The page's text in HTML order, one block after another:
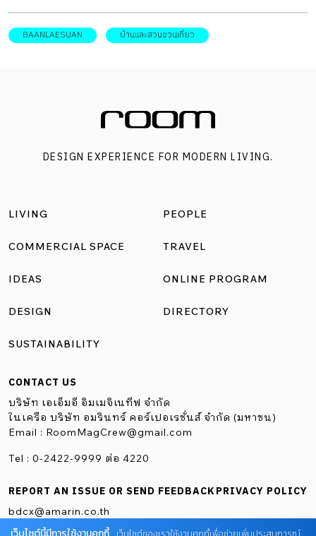
นี้เป็นการทำให้บ้านหอมในยุคแรกๆ ก่อนโลกจะรู้จักการนำ
เครื่องหอมมาอบร่ำห้องและรู้วิธีสะกัดกลิ่นหอมต่างๆ จาก
ตื่นตัว: หากได้กลิ่นของเลม่อน มะนาว มิ้นต์ หรือกลิ่นหอมของ
โรสแมรี่ จะสร้างความรู้ตื่นตัว สดใส ขึ้นมาทันที กลิ่นสร้างความ
ผ่อนคลาย : กลิ่นหอมนุ่มๆ ของดอกลาเวนเดอร์ ดอกมะลิ ดอก
ปี หาดใหญ่ในวันนั้นเป็นคนละแบบกับในวันนี้...
BAANLAESUAN บ้านและสวนชวนเที่ยว
DESIGN EXPERIENCE FOR MODERN LIVING.
LIVING
COMMERCIAL SPACE
IDEAS
DESIGN
SUSTAINABILITY
PEOPLE
TRAVEL
ONLINE PROGRAM
DIRECTORY
CONTACT US
บริษัท เอเอ็มอี อิมเมจิเนทีฟ จำกัด
ในเครือ บริษัท อมรินทร์ คอร์เปอเรชั่นส์ จำกัด (มหาชน)
Email : RoomMagCrew@gmail.com
Tel : 0-2422-9999 ต่อ 4220
REPORT AN ISSUE OR SEND FEEDBACK
bdcx@amarin.co.th
PRIVACY POLICY